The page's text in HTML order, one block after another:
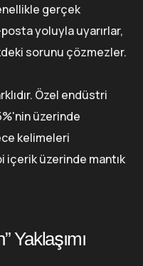
gerçek
yoluyla uyarırlar,
sorunu çözmezler.
Özel endüstri
üzerinde
kelimeleri
içerik üzerinde mantık
Yaklaşımı